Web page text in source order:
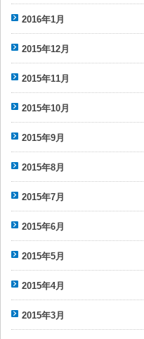
2016年1月
2015年12月
2015年11月
2015年10月
2015年9月
2015年8月
2015年7月
2015年6月
2015年5月
2015年4月
2015年3月